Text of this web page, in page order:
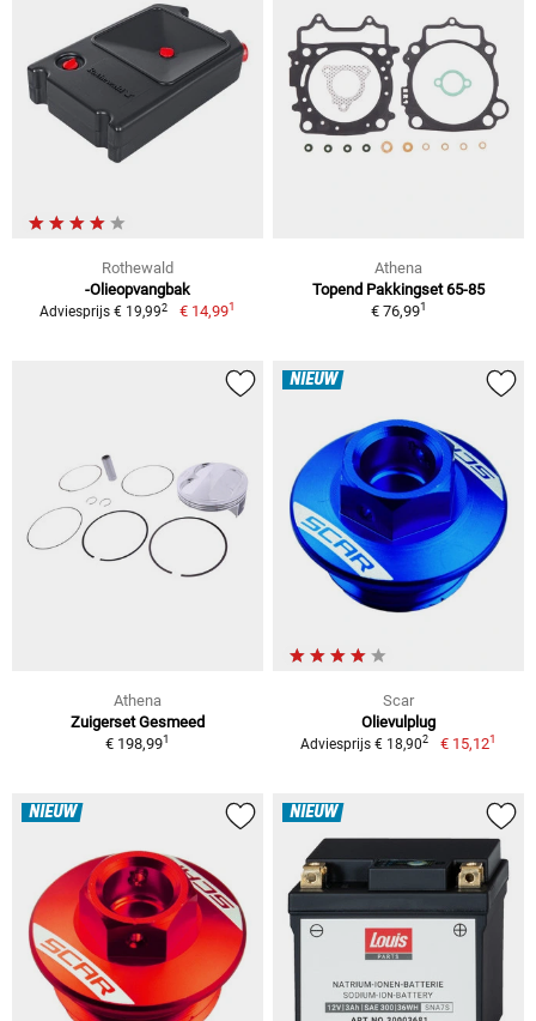
Rothewald
-Olieopvangbak
Adviesprijs € 19,992 € 14,991
Athena
Topend Pakkingset 65-85
€ 76,991
Athena
Zuigerset Gesmeed
€ 198,991
NIEUW
Scar
Olievulplug
Adviesprijs € 18,902 € 15,121
NIEUW NIEUW